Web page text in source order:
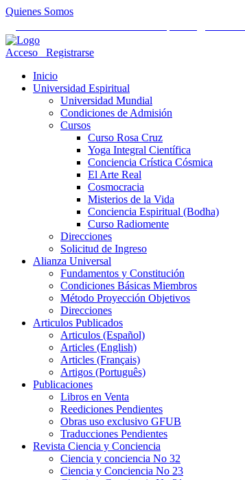
Quienes Somos
Acceso
Registrarse
Inicio
Universidad Espiritual
Universidad Mundial
Condiciones de Admisión
Cursos
Curso Rosa Cruz
Yoga Integral Científica
Conciencia Crística Cósmica
El Arte Real
Cosmocracia
Misterios de la Vida
Conciencia Espiritual (Bodha)
Curso Radiomente
Direcciones
Solicitud de Ingreso
Alianza Universal
Fundamentos y Constitución
Condiciones Básicas Miembros
Método Proyección Objetivos
Direcciones
Articulos Publicados
Articulos (Español)
Articles (English)
Articles (Français)
Artigos (Português)
Publicaciones
Libros en Venta
Reediciones Pendientes
Obras uso exclusivo GFUB
Traducciones Pendientes
Revista Ciencia y Conciencia
Ciencia y conciencia No 32
Ciencia y Conciencia No 23